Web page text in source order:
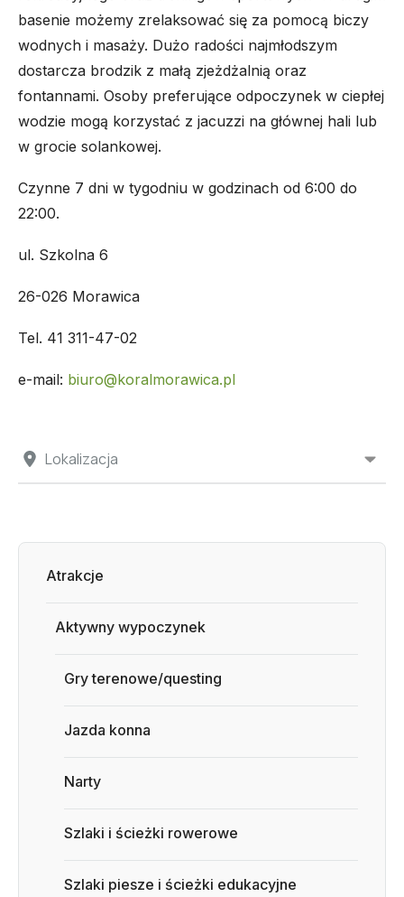
Lokalizacja
basenie możemy zrelaksować się za pomocą biczy
wodnych i masaży. Dużo radości najmłodszym
dostarcza brodzik z małą zjeżdżalnią oraz
fontannami. Osoby preferujące odpoczynek w ciepłej
wodzie mogą korzystać z jacuzzi na głównej hali lub
w grocie solankowej.
Czynne 7 dni w tygodniu w godzinach od 6:00 do
22:00.
ul. Szkolna 6
26-026 Morawica
Tel. 41 311-47-02
e-mail: biuro@koralmorawica.pl
Atrakcje
Aktywny wypoczynek
Gry terenowe/questing
Jazda konna
Narty
Szlaki i ścieżki rowerowe
Szlaki piesze i ścieżki edukacyjne